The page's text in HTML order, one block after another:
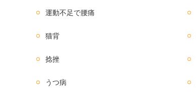
運動不足で腰痛
猫背
捻挫
うつ病